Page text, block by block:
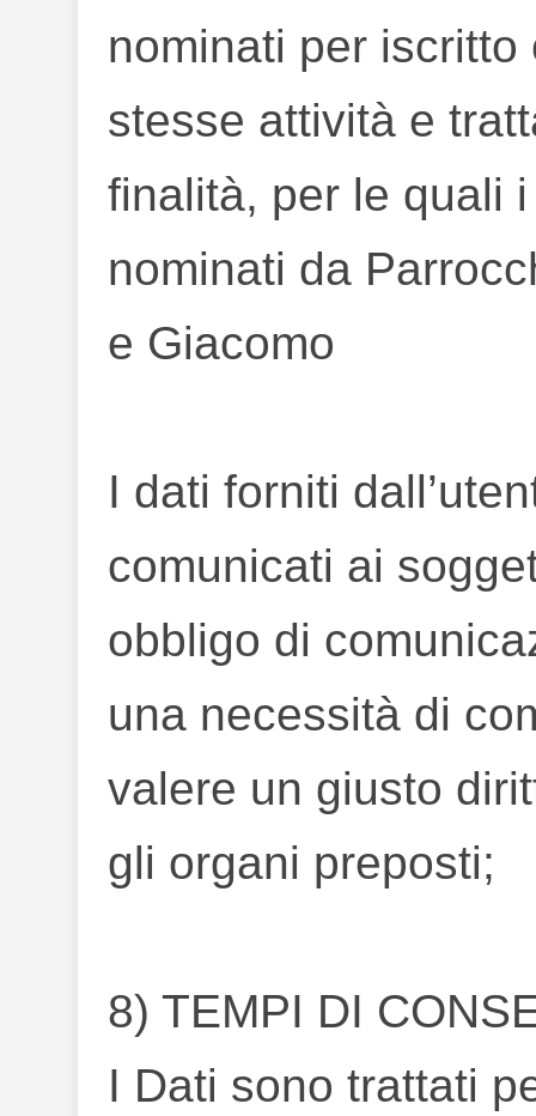
nominati per
stesse attività e
finalità, per le quali
nominati da
e Giacomo
I dati forniti
comunicati ai
obbligo di
una necessità di
valere un giusto
gli organi preposti;
8) TEMPI DI
I Dati sono trattati